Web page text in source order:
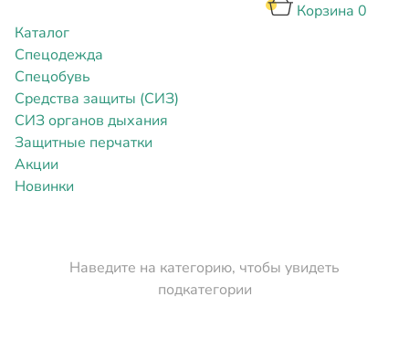
Корзина 0
Каталог
Спецодежда
Спецобувь
Средства защиты (СИЗ)
СИЗ органов дыхания
Защитные перчатки
Акции
Новинки
Наведите на категорию, чтобы увидеть
подкатегории